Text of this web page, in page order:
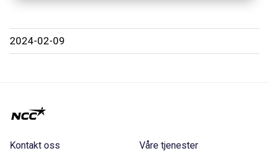
2024-02-09
Kontakt oss Våre tjenester